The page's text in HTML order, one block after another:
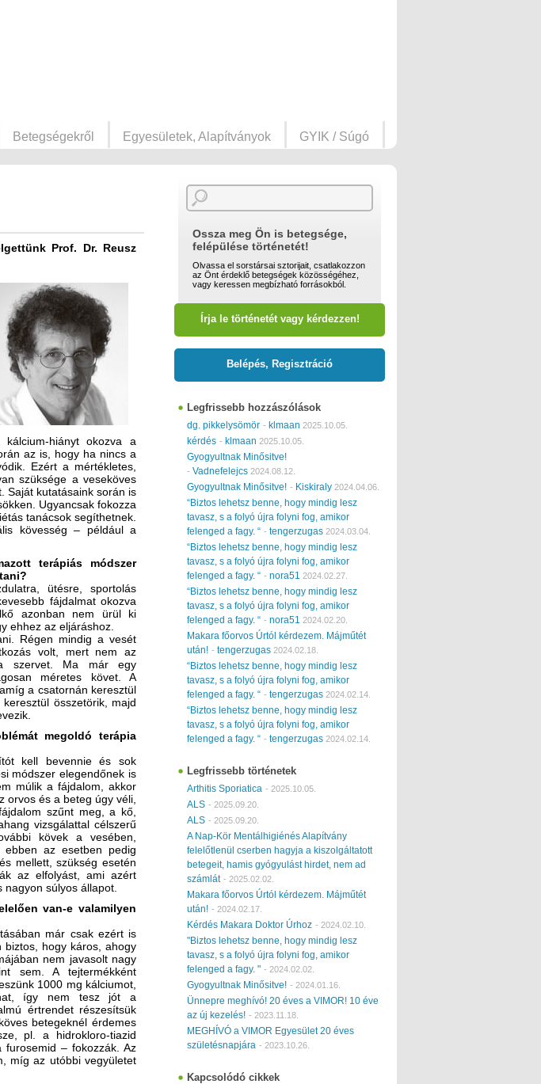
Betegségekről Egyesületek, Alapítványok GYIK / Súgó
Prof. Dr. Reusz
hiányt okozva a
az is, hogy ha nincs a
Ezért a mértékletes,
szüksége a veseköves
Saját kutatásaink során is
Ugyancsak fokozza
tanácsok segíthetnek.
kövesség – például a
terápiás módszer
ütésre, sportolás
fájdalmat okozva
azonban nem ürül ki
ehhez az eljáráshoz.
Régen mindig a vesét
volt, mert nem az
szervet. Ma már egy
méretes követ. A
a csatornán keresztül
összetörik, majd
megoldó terápia
kell bevennie és sok
módszer elegendőnek is
múlik a fájdalom, akkor
orvos és a beteg úgy véli,
szűnt meg, a kő,
vizsgálattal célszerű
kövek a vesében,
az esetben pedig
mellett, szükség esetén
az elfolyást, ami azért
nagyon súlyos állapot.
van-e valamilyen
már csak ezért is
biztos, hogy káros, ahogy
nem javasolt nagy
sem. A tejtermékként
1000 mg kálciumot,
így nem tesz jót a
értrendet részesítsük
betegeknél érdemes
pl. a hidrokloro-tiazid
– fokozzák. Az
míg az utóbbi vegyületet
Ossza meg Ön is betegsége,
felépülése történetét!
Olvassa el sorstársai sztorijait, csatlakozzon
az Önt érdeklő betegségek közösségéhez,
vagy keressen megbízható forrásokból.
Írja le történetét vagy kérdezzen!
Belépés, Regisztráció
Legfrissebb hozzászólások
dg. pikkelysömör - klmaan 2025.10.05.
kérdés - klmaan 2025.10.05.
Gyogyultnak Minősitve!
- Vadnefelejcs 2024.08.12.
Gyogyultnak Minősitve! - Kiskiraly 2024.04.06.
“Biztos lehetsz benne, hogy mindig lesz
tavasz, s a folyó újra folyni fog, amikor
felenged a fagy. “ - tengerzugas 2024.03.04.
“Biztos lehetsz benne, hogy mindig lesz
tavasz, s a folyó újra folyni fog, amikor
felenged a fagy. “ - nora51 2024.02.27.
“Biztos lehetsz benne, hogy mindig lesz
tavasz, s a folyó újra folyni fog, amikor
felenged a fagy. “ - nora51 2024.02.20.
Makara főorvos Úrtól kérdezem. Májműtét
után! - tengerzugas 2024.02.18.
“Biztos lehetsz benne, hogy mindig lesz
tavasz, s a folyó újra folyni fog, amikor
felenged a fagy. “ - tengerzugas 2024.02.14.
“Biztos lehetsz benne, hogy mindig lesz
tavasz, s a folyó újra folyni fog, amikor
felenged a fagy. “ - tengerzugas 2024.02.14.
Legfrissebb történetek
Arthitis Sporiatica - 2025.10.05.
ALS - 2025.09.20.
ALS - 2025.09.20.
A Nap-Kör Mentálhigiénés Alapítvány
felelőtlenül cserben hagyja a kiszolgáltatott
betegeit, hamis gyógyulást hirdet, nem ad
számlát - 2025.02.02.
Makara főorvos Úrtól kérdezem. Májműtét
után! - 2024.02.17.
Kérdés Makara Doktor Úrhoz - 2024.02.10.
"Biztos lehetsz benne, hogy mindig lesz
tavasz, s a folyó újra folyni fog, amikor
felenged a fagy. " - 2024.02.02.
Gyogyultnak Minősitve! - 2024.01.16.
Ünnepre meghívó! 20 éves a VIMOR! 10 éve
az új kezelés! - 2023.11.18.
MEGHÍVÓ a VIMOR Egyesület 20 éves
születésnapjára - 2023.10.26.
Kapcsolódó cikkek